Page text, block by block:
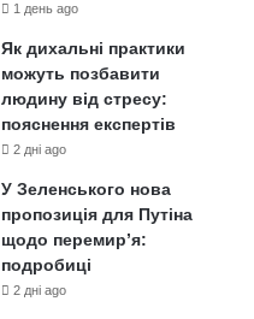
1 день ago
Як дихальні практики
можуть позбавити
людину від стресу:
пояснення експертів
2 дні ago
У Зеленського нова
пропозиція для Путіна
щодо перемир’я:
подробиці
2 дні ago